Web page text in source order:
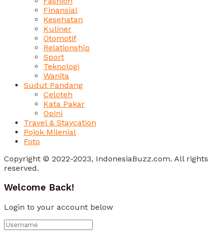
Finansial
Kesehatan
Kuliner
Otomotif
Relationship
Sport
Teknologi
Wanita
Sudut Pandang
Celoteh
Kata Pakar
Opini
Travel & Staycation
Pojok Milenial
Foto
Copyright © 2022-2023, IndonesiaBuzz.com. All rights
reserved.
Welcome Back!
Login to your account below